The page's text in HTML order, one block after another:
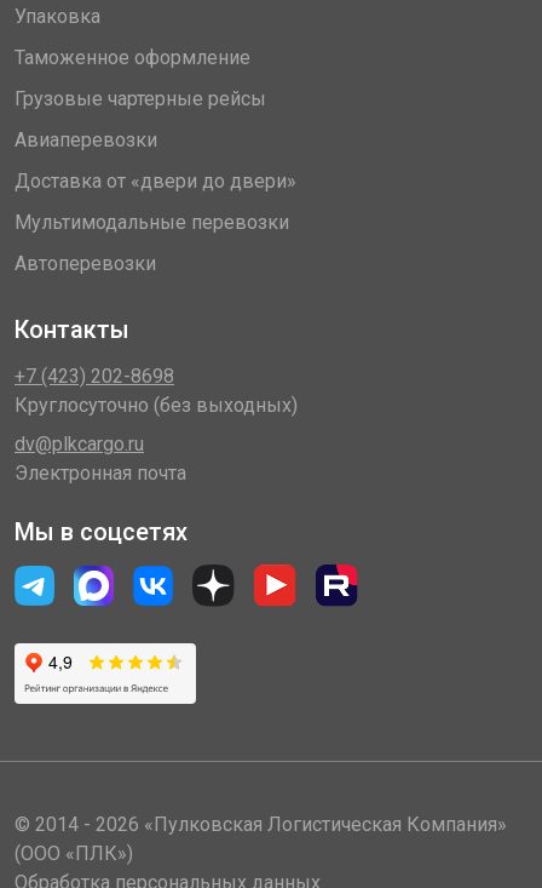
Упаковка
Таможенное оформление
Грузовые чартерные рейсы
Авиаперевозки
Доставка от «двери до двери»
Мультимодальные перевозки
Автоперевозки
Контакты
+7 (423) 202-8698
Круглосуточно (без выходных)
dv@plkcargo.ru
Электронная почта
Мы в соцсетях
© 2014 - 2026 «Пулковская Логистическая Компания»
(ООО «ПЛК»)
Обработка персональных данных